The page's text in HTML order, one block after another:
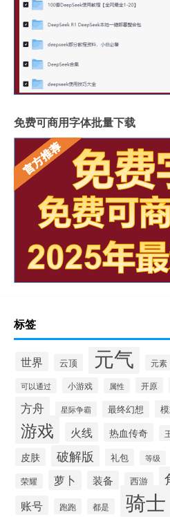
免费可商用字体批量下载
标签
世界 云顶 元气 元素
可以通过 小游戏 属性 开原
方舟 星际争霸 最终幻想
游戏 火线 热血传奇
皮肤 破解版 礼包 等级
荣耀 萝卜 装备 西游
账号 跑跑 都是 骑士